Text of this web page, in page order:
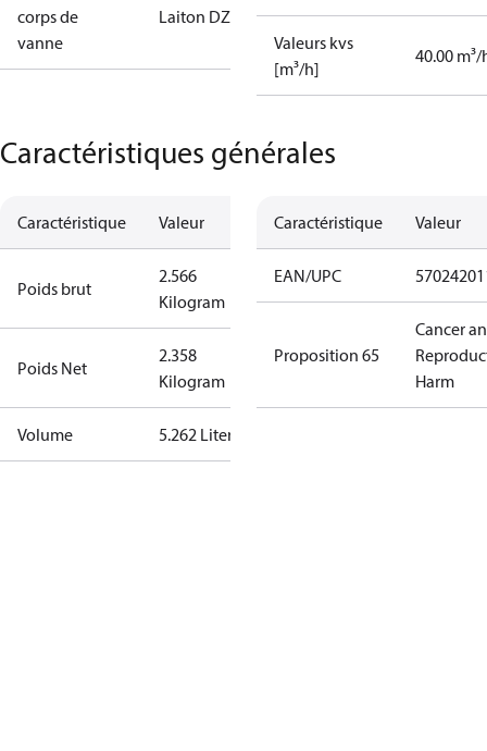
corps de
vanne
Laiton DZR
Valeurs kvs
[m³/h]
40.00 m³/
Caractéristiques générales
Caractéristique Valeur
Poids brut
2.566
Kilogram
Poids Net
2.358
Kilogram
Volume 5.262 Liter
Caractéristique Valeur
EAN/UPC
Proposition 65
Cancer
Harm